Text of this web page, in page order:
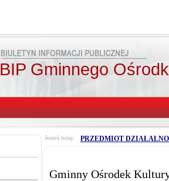
BIP Gminnego
Jesteś tutaj: PRZEDMIOT
Gminny Ośrodek